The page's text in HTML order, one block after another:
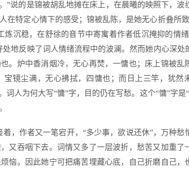
”说的是锦被胡乱地摊在床上，在晨曦的映照下，波
在特定心情下的感受；锦被乱陈，是她无心折叠所
炼沉稳，在舒徐的音节中寄寓着作者低沉掩抑的情
地反映了词人情绪流程中的波澜。然而她内心深处
。炉中香消烟冷，无心再焚，一慵也；床上锦被乱
镜尘满，无心拂拭，四慵也；而日上三竿，犹然
词人为何大写“慵”字，目的仍在写愁。这个“慵”字是
，作者又一笔宕开，“多少事，欲说还休”，万种愁
又吞咽下去。词情又多了一层波折，愁苦又加重了
恼。因此她宁可把痛苦埋藏心底，自己折磨自己，